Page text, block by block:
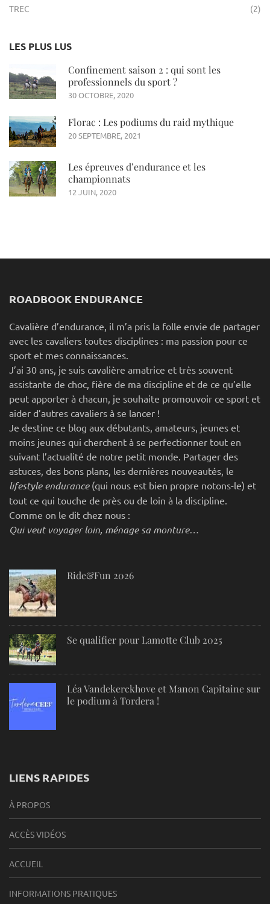
TREC (2)
LES PLUS LUS
Confinement saison 2 : qui sont les
professionnels du sport ?
30 OCTOBRE, 2020
Florac : Les podiums du raid mythique
20 SEPTEMBRE, 2021
Les épreuves d’endurance et les
championnats
12 JUIN, 2020
ROADBOOK ENDURANCE
Cavalière d’endurance, il m’a pris la folle envie de partager
avec les cavaliers toutes disciplines : ma passion pour ce
sport et mes connaissances.
J’ai 30 ans, je suis cavalière amatrice et très souvent
assistante de choc, fière de ma discipline et de ce qu’elle
peut apporter à chacun, je souhaite promouvoir ce sport et
aider d’autres cavaliers à se lancer !
Je destine ce blog aux débutants, amateurs, jeunes et
moins jeunes qui cherchent à se perfectionner tout en
suivant l’actualité de notre petit monde. Partager des
astuces, des bons plans, les dernières nouveautés, le
lifestyle endurance(qui nous est bien propre notons-le) et
tout ce qui touche de près ou de loin à la discipline.
Comme on le dit chez nous :
Qui veut voyager loin, ménage sa monture…
Ride&Fun 2026
Se qualifier pour Lamotte Club 2025
Léa Vandekerckhove et Manon Capitaine sur
le podium à Tordera !
LIENS RAPIDES
À PROPOS
ACCÈS VIDÉOS
ACCUEIL
INFORMATIONS PRATIQUES